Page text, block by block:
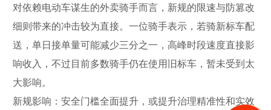
对依赖电动车谋生的外卖骑手而言，新规的限速与防篡改
细则带来的冲击较为直接。一位骑手表示，若骑新标车配
送，单日接单量可能减少三分之一，高峰时段速度直接影
响收入，不过目前多数骑手仍在使用旧标车，暂未受到太
大影响。
新规影响：安全门槛全面提升，或提升治理精准性和实效